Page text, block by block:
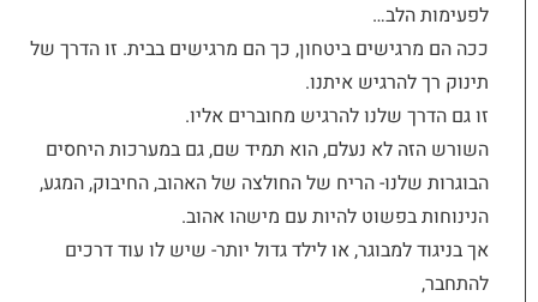
לפעימות הלב…
ככה הם מרגישים ביטחון, כך הם מרגישים בבית. זו הדרך של
תינוק רך להרגיש איתנו.
זו גם הדרך שלנו להרגיש מחוברים אליו.
השורש הזה לא נעלם, הוא תמיד שם, גם במערכות היחסים
הבוגרות שלנו- הריח של החולצה של האהוב, החיבוק, המגע,
הנינוחות בפשוט להיות עם מישהו אהוב.
אך בניגוד למבוגר, או לילד גדול יותר- שיש לו עוד דרכים
להתחבר,